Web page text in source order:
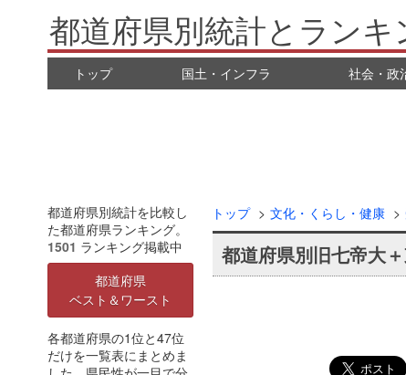
都道府県別統計とラン
トップ 国土・インフラ 社会・政
都道府県別統計を比較し
た都道府県ランキング。
1501 ランキング掲載中
都道府県
ベスト＆ワースト
各都道府県の1位と47位
だけを一覧表にまとめま
トップ 文化・くらし・健康
都道府県別旧七帝大